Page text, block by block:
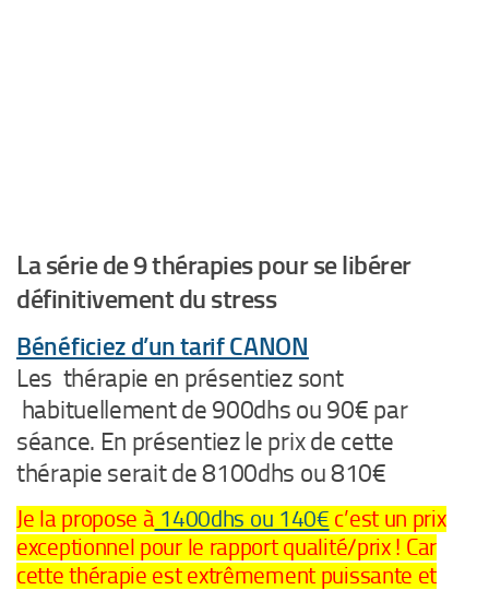
La série de 9 thérapies pour se libérer
définitivement du stress
Bénéficiez d’un tarif CANON
Les thérapie en présentiez sont
habituellement de 900dhs ou 90€ par
séance. En présentiez le prix de cette
thérapie serait de 8100dhs ou 810€
Je la propose à1400dhs ou 140€ c’est un prix
exceptionnel pour le rapport qualité/prix ! Car
cette thérapie est extrêmement puissante et